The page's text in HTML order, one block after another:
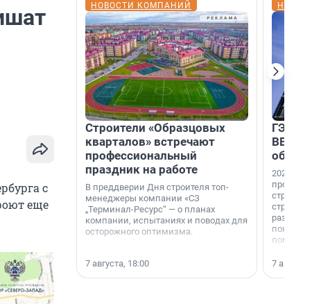
с
еще
НОВОСТИ КОМПАНИЙ
Строители «Образцовых
кварталов» встречают
профессиональный
праздник на работе
В преддверии Дня строителя топ-
менеджеры компании «СЗ
„Терминал-Ресурс“ — о планах
компании, испытаниях и поводах для
осторожного оптимизма.
7 августа, 18:00
ГЭС,
ВВП: в
об
2026-й —
раз. В
7